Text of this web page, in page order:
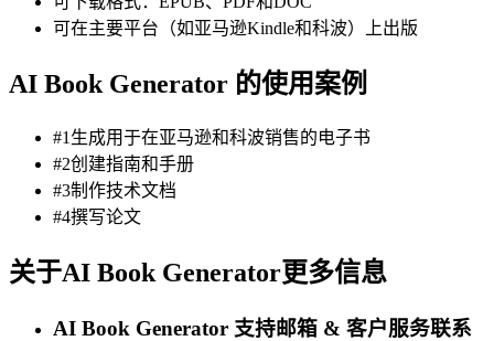
可在主要平台（如亚马逊Kindle和科波）上出版
AI Book Generator 的使用案例
#1生成用于在亚马逊和科波销售的电子书
#2创建指南和手册
#3制作技术文档
#4撰写论文
关于AI Book Generator更多信息
AI Book Generator 支持邮箱 & 客户服务联系